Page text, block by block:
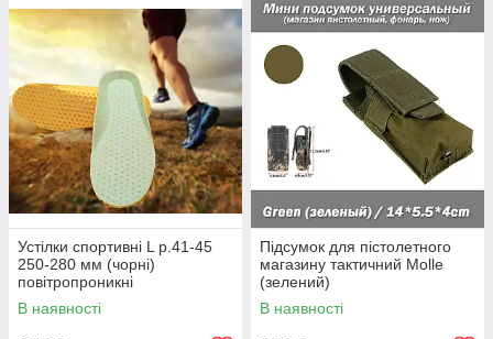
Устілки спортивні L р.41-45
250-280 мм (чорні)
повітропроникні
(вологопоглинальні) літні
В наявності
Підсумок для пістолетного
магазину тактичний Molle
(зелений)
В наявності